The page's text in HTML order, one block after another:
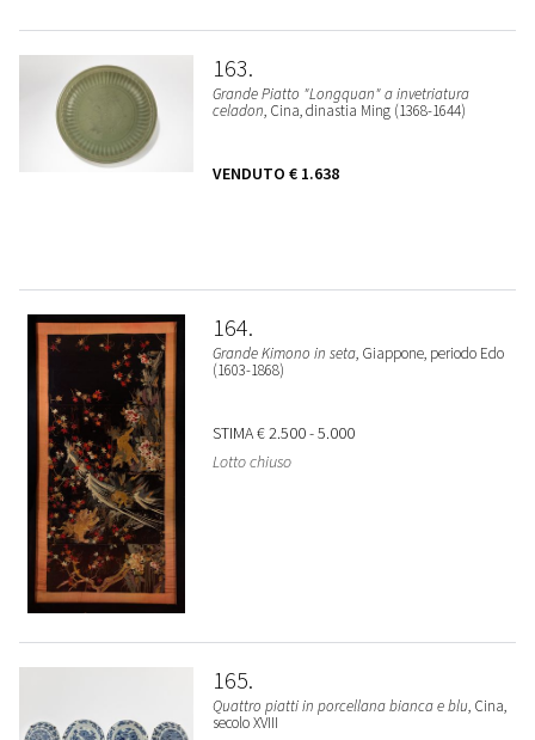
163
Grande Piatto "Longquan" a invetriatura
celadon, Cina, dinastia Ming (1368-1644)
VENDUTO € 1.638
164
Grande Kimono in seta, Giappone, periodo Edo
(1603-1868)
STIMA€ 2.500 - 5.000
Lotto chiuso
165
Quattro piatti in porcellana bianca e blu, Cina,
secolo XVIII